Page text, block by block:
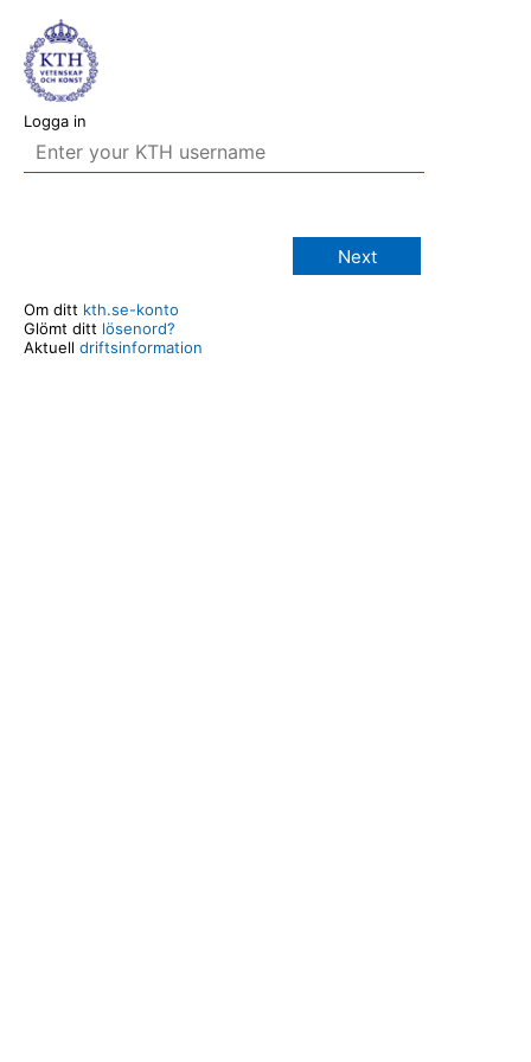
Logga in
Next
Om ditt kth.se-konto
Glömt ditt lösenord?
Aktuell driftsinformation